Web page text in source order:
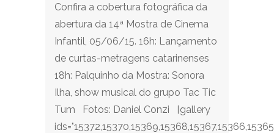
Confira a cobertura fotográfica da
abertura da 14ª Mostra de Cinema
Infantil, 05/06/15. 16h: Lançamento
de curtas-metragens catarinenses
18h: Palquinho da Mostra: Sonora
Ilha, show musical do grupo Tac Tic
Tum Fotos: Daniel Conzi [gallery